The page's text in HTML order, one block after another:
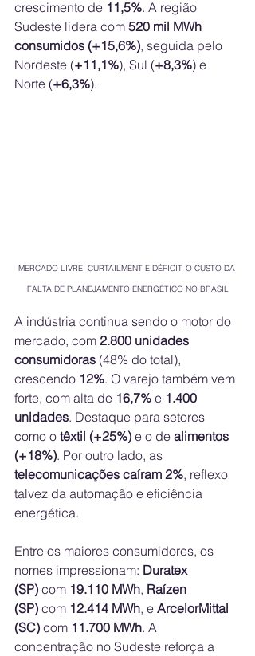
crescimento de 11,5%. A região
Sudeste lidera com 520 mil MWh
consumidos (+15,6%), seguida pelo
Nordeste (+11,1%), Sul (+8,3%) e
Norte (+6,3%).
MERCADO LIVRE, CURTAILMENT E DÉFICIT: O CUSTO DA
FALTA DE PLANEJAMENTO ENERGÉTICO NO BRASIL
A indústria continua sendo o motor do
mercado, com 2.800 unidades
consumidoras (48% do total),
crescendo 12%. O varejo também vem
forte, com alta de 16,7% e 1.400
unidades. Destaque para setores
como o têxtil (+25%) e o de alimentos
(+18%). Por outro lado, as
telecomunicações caíram 2%, reflexo
talvez da automação e eficiência
energética.
Entre os maiores consumidores, os
nomes impressionam: Duratex
(SP) com 19.110 MWh, Raízen
(SP) com 12.414 MWh, e ArcelorMittal
(SC) com 11.700 MWh. A
concentração no Sudeste reforça a